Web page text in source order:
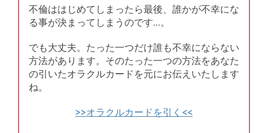
不倫ははじめてしまったら最後、誰かが不幸にな
る事が決まってしまうのです…。
でも大丈夫。たった一つだけ誰も不幸にならない
方法があります。そのたった一つの方法をあなた
の引いたオラクルカードを元にお伝えいたします
ね。
>>オラクルカードを引く<<